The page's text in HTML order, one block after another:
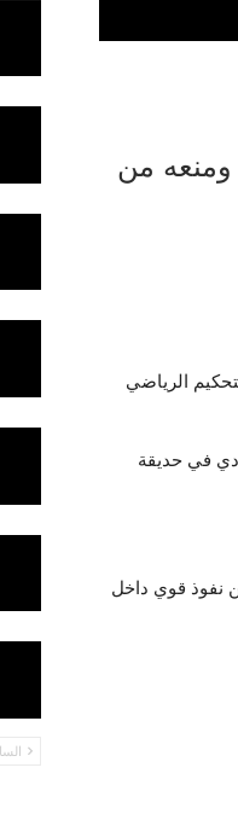
ومنعه من
الرياضي
في حديقة
نفوذ قوي داخل